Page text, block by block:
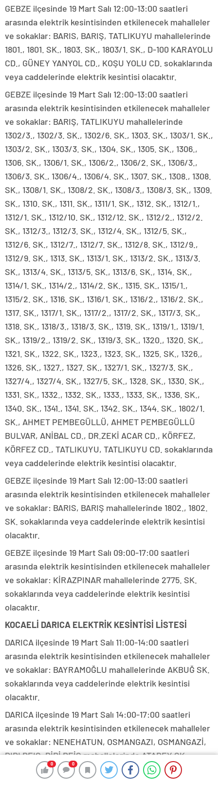
0 0
GEBZE ilçesinde 19 Mart Salı 12:00-13:00 saatleri
arasında elektrik kesintisinden etkilenecek mahalleler
ve sokaklar: BARIS, BARIŞ, TATLIKUYU mahallelerinde
1801., 1801. SK., 1803. SK., 1803/1. SK., D-100 KARAYOLU
CD., GÜNEY YANYOL CD., KOŞU YOLU CD. sokaklarında
veya caddelerinde elektrik kesintisi olacaktır.
GEBZE ilçesinde 19 Mart Salı 12:00-13:00 saatleri
arasında elektrik kesintisinden etkilenecek mahalleler
ve sokaklar: BARIŞ, TATLIKUYU mahallelerinde
1302/3., 1302/3. SK., 1302/6. SK., 1303. SK., 1303/1. SK.,
1303/2. SK., 1303/3. SK., 1304. SK., 1305. SK., 1306.,
1306. SK., 1306/1. SK., 1306/2., 1306/2. SK., 1306/3.,
1306/3. SK., 1306/4., 1306/4. SK., 1307. SK., 1308., 1308.
SK., 1308/1. SK., 1308/2. SK., 1308/3., 1308/3. SK., 1309.
SK., 1310. SK., 1311. SK., 1311/1. SK., 1312. SK., 1312/1.,
1312/1. SK., 1312/10. SK., 1312/12. SK., 1312/2., 1312/2.
SK., 1312/3., 1312/3. SK., 1312/4. SK., 1312/5. SK.,
1312/6. SK., 1312/7., 1312/7. SK., 1312/8. SK., 1312/9.,
1312/9. SK., 1313. SK., 1313/1. SK., 1313/2. SK., 1313/3.
SK., 1313/4. SK., 1313/5. SK., 1313/6. SK., 1314. SK.,
1314/1. SK., 1314/2., 1314/2. SK., 1315. SK., 1315/1.,
1315/2. SK., 1316. SK., 1316/1. SK., 1316/2., 1316/2. SK.,
1317. SK., 1317/1. SK., 1317/2., 1317/2. SK., 1317/3. SK.,
1318. SK., 1318/3., 1318/3. SK., 1319. SK., 1319/1., 1319/1.
SK., 1319/2., 1319/2. SK., 1319/3. SK., 1320., 1320. SK.,
1321. SK., 1322. SK., 1323., 1323. SK., 1325. SK., 1326.,
1326. SK., 1327., 1327. SK., 1327/1. SK., 1327/3. SK.,
1327/4., 1327/4. SK., 1327/5. SK., 1328. SK., 1330. SK.,
1331. SK., 1332., 1332. SK., 1333., 1333. SK., 1336. SK.,
1340. SK., 1341., 1341. SK., 1342. SK., 1344. SK., 1802/1.
SK., AHMET PEMBEGÜLLÜ, AHMET PEMBEGÜLLÜ
BULVAR, ANİBAL CD., DR.ZEKİ ACAR CD., KÖRFEZ,
KÖRFEZ CD., TATLIKUYU, TATLIKUYU CD. sokaklarında
veya caddelerinde elektrik kesintisi olacaktır.
GEBZE ilçesinde 19 Mart Salı 12:00-13:00 saatleri
arasında elektrik kesintisinden etkilenecek mahalleler
ve sokaklar: BARIS, BARIŞ mahallelerinde 1802., 1802.
SK. sokaklarında veya caddelerinde elektrik kesintisi
olacaktır.
GEBZE ilçesinde 19 Mart Salı 09:00-17:00 saatleri
arasında elektrik kesintisinden etkilenecek mahalleler
ve sokaklar: KİRAZPINAR mahallelerinde 2775. SK.
sokaklarında veya caddelerinde elektrik kesintisi
olacaktır.
KOCAELİ DARICA ELEKTRİK KESİNTİSİ LİSTESİ
DARICA ilçesinde 19 Mart Salı 11:00-14:00 saatleri
arasında elektrik kesintisinden etkilenecek mahalleler
ve sokaklar: BAYRAMOĞLU mahallelerinde AKBUĞ SK.
sokaklarında veya caddelerinde elektrik kesintisi
olacaktır.
DARICA ilçesinde 19 Mart Salı 14:00-17:00 saatleri
arasında elektrik kesintisinden etkilenecek mahalleler
ve sokaklar: NENEHATUN, OSMANGAZI, OSMANGAZİ,
PIRI REIS, PİRİ REİS mahallelerinde ATABEY SK.,
BARBAROS CD., BOSTAN, CANAN SK., DESTAN SK.,
0 0